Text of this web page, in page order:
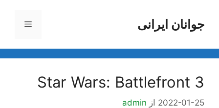
محتواجوانان ایرانی فهرست
Star Wars: Battlefront 3
2022-01-25 از admin